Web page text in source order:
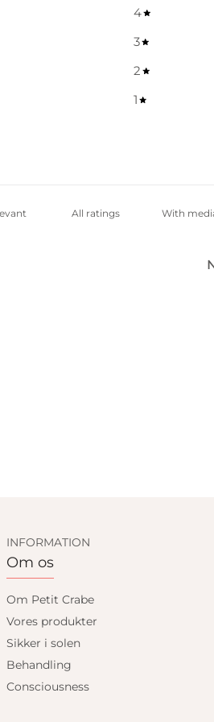
4
3
2
1
With
INFORMATION
Om os
Om Petit Crabe
Vores produkter
Sikker i solen
Behandling
Consciousness